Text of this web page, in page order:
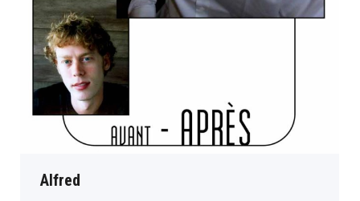
Alfred